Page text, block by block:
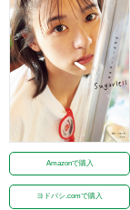
Amazonで購入
ヨドバシ.comで購入